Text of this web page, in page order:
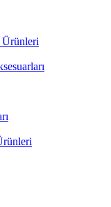
Ürünleri